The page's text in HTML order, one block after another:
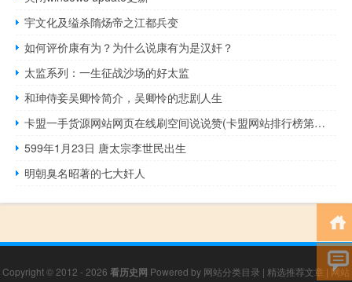
宇文化及缢杀隋炀帝之江都兵变
如何评价康有为？为什么说康有为是汉奸？
太监系列：一生征战沙场的好太监
和珅侍妾吴卿怜简介，吴卿怜的悲剧人生
卡盟一手货源网站网页在线刷空间说说赞(卡盟网站排行榜第一名)
599年1月23日 唐太宗李世民出生
明朝臭名昭著的七大奸人
Copyright © 2012 - 2026 看历史网 Powered by 网站分类目录 | 精选推荐文章 | 网站